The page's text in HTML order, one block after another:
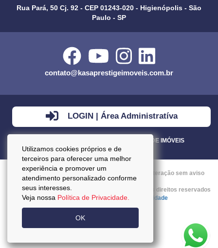
Utilizamos cookies próprios e de
terceiros para oferecer uma melhor
experiência e promover um
atendimento personalizado conforme
seus interesses.
Veja nossa Política de Privacidade.
OK
Rua Pará, 50 Cj. 92 - CEP 01243-020 - Higienópolis - São
Paulo - SP
contato@kasaprestigeimoveis.com.br
LOGIN | Área Administratíva
VENDA - LOCAÇÃO - ADMINISTRAÇÃO DE IMÓVEIS
Preços mencionados neste site estão sujeitos a alteração sem aviso
prévio.
Copyright © 2026 - Kasa Prestige Imoveis :: Todos os direitos reservados
:: CRECI: J27037 ::Política da Privacidade